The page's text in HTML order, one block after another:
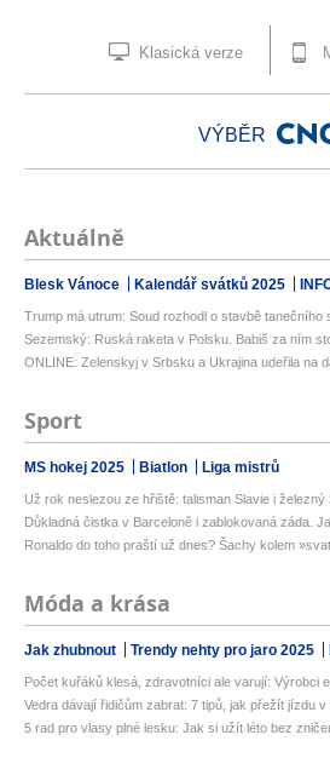
Klasická verze
VÝBĚR
Aktuálně
Blesk Vánoce Kalendář svátků 2025
Trump má utrum: Soud rozhodl o stavbě tanečního
Sezemský: Ruská raketa v Polsku. Babiš za ním
ONLINE: Zelenskyj v Srbsku a Ukrajina udeřila na
Sport
MS hokej 2025 Biatlon Liga mistrů
Už rok neslezou ze hřiště: talisman Slavie i železný
Důkladná čistka v Barceloně i zablokovaná záda.
Ronaldo do toho praští už dnes? Šachy kolem
Móda a krása
Jak zhubnout Trendy nehty pro jaro 2025
Počet kuřáků klesá, zdravotníci ale varují: Výrobci
Vedra dávají řidičům zabrat: 7 tipů, jak přežít jízdu v
5 rad pro vlasy plné lesku: Jak si užít léto bez